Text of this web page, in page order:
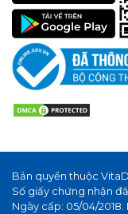
Bản quyền thuộc
Số giấy chứng nhận
Ngày cấp: 05/04/